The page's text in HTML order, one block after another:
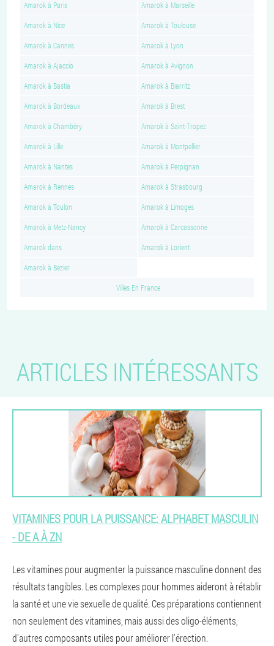
Amarok à Paris Amarok à Marseille
Amarok à Nice Amarok à Toulouse
Amarok à Cannes Amarok à Lyon
Amarok à Ajaccio Amarok à Avignon
Amarok à Bastia Amarok à Biarritz
Amarok à Bordeaux Amarok à Brest
Amarok à Chambéry Amarok à Saint-Tropez
Amarok à Lille Amarok à Montpellier
Amarok à Nantes Amarok à Perpignan
Amarok à Rennes Amarok à Strasbourg
Amarok à Toulon Amarok à Limoges
Amarok à Metz-Nancy Amarok à Carcassonne
Amarok dans Amarok à Lorient
Amarok à Bezier
Villes En France
ARTICLES INTÉRESSANTS
VITAMINES POUR LA PUISSANCE: ALPHABET MASCULIN
- DE A À ZN
Les vitamines pour augmenter la puissance masculine donnent des
résultats tangibles. Les complexes pour hommes aideront à rétablir
la santé et une vie sexuelle de qualité. Ces préparations contiennent
non seulement des vitamines, mais aussi des oligo-éléments,
d'autres composants utiles pour améliorer l'érection.